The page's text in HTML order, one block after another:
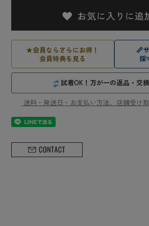
★会員ならさらにお得！
会員特典を見る
📏
採
試着OK！万が一の返品・交
送料・発送日・お支払い方法、店舗受け